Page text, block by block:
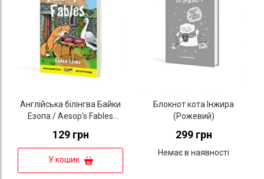
Англійська білінгва Байки
Езопа / Aesop's Fables
текст”)
129 грн
У кошик
Блокнот кота Інжира
(Рожевий)
299 грн
Немає в наявності